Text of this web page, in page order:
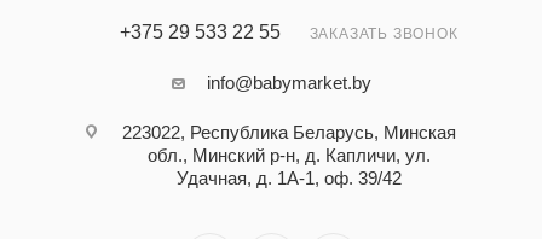
+375 29 533 22 55 ЗАКАЗАТЬ ЗВОНОК
info@babymarket.by
223022, Республика Беларусь, Минская
обл., Минский р-н, д. Капличи, ул.
Удачная, д. 1А-1, оф. 39/42